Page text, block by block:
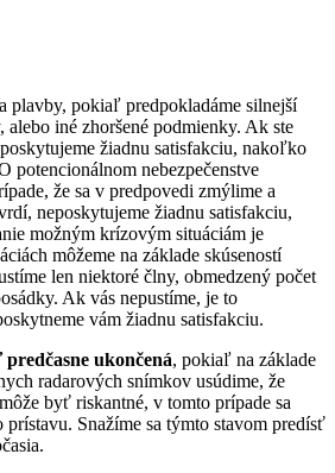
plavby, pokiaľ predpokladáme silnejší
iné zhoršené podmienky. Ak ste
žiadnu satisfakciu, nakoľko
potencionálnom nebezpečenstve
že sa v predpovedi zmýlime a
neposkytujeme žiadnu satisfakciu,
možným krízovým situáciám je
môžeme na základe skúseností
len niektoré člny, obmedzený počet
Ak vás nepustíme, je to
vám žiadnu satisfakciu.
ukončená, pokiaľ na základe
radarových snímkov usúdime, že
byť riskantné, v tomto prípade sa
Snažíme sa týmto stavom predísť